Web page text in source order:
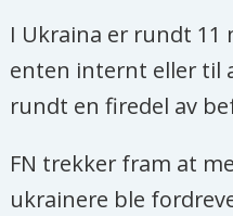
I Ukraina er rundt
enten internt eller til
rundt en firedel av
FN trekker fram at
ukrainere ble